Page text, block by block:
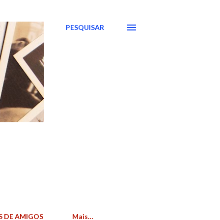
PESQUISAR
DE AMIGOS Mais…